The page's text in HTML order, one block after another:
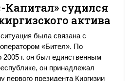
Капитал» судился
актива
была связана с
«Бител». По
2005 г. он был единственным
он принадлежал
первого президента Киргизии